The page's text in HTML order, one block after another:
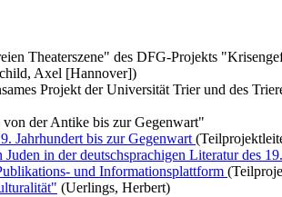
Theaterszene" des DFG-Projekts
Axel [Hannover])
Projekt der Universität Trier und des
der Antike bis zur Gegenwart"
Jahrhundert bis zur Gegenwart
in der deutschsprachigen Literatur des
und Informationsplattform
(Uerlings, Herbert)